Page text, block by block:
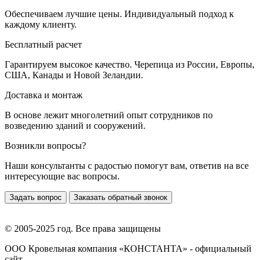
Обеспечиваем лучшие цены. Индивидуальный подход к
каждому клиенту.
Бесплатный расчет
Гарантируем высокое качество. Черепица из России, Европы,
США, Канады и Новой Зеландии.
Доставка и монтаж
В основе лежит многолетний опыт сотрудников по
возведению зданий и сооружений.
Возникли вопросы?
Наши консультанты с радостью помогут вам, ответив на все
интересующие вас вопросы.
Задать вопрос Заказать обратный звонок
© 2005-2025 год. Все права защищены
ООО Кровельная компания «КОНСТАНТА» - официальный